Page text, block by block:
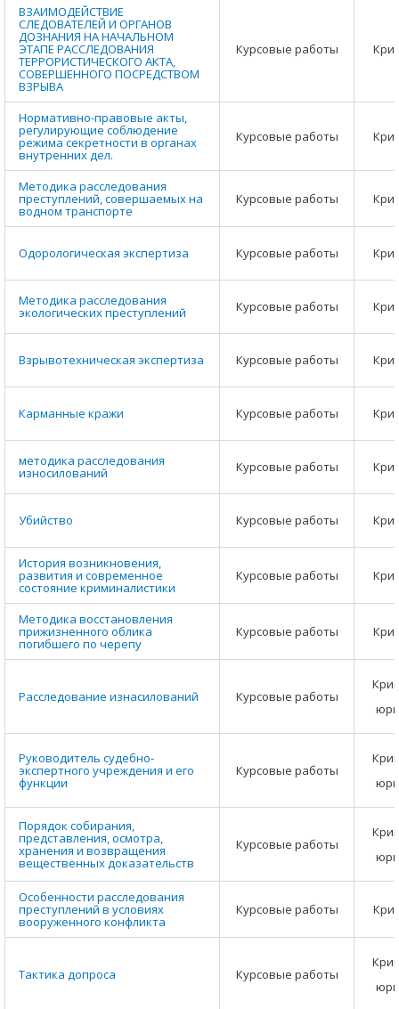
ВЗАИМОДЕЙСТВИЕ
СЛЕДОВАТЕЛЕЙ И ОРГАНОВ
ДОЗНАНИЯ НА НАЧАЛЬНОМ
ЭТАПЕ РАССЛЕДОВАНИЯ
ТЕРРОРИСТИЧЕСКОГО АКТА,
СОВЕРШЕННОГО ПОСРЕДСТВОМ
ВЗРЫВА
Курсовые работы
Нормативно-правовые акты,
регулирующие соблюдение
режима секретности в органах
внутренних дел.
Курсовые работы
Методика расследования
преступлений, совершаемых на
водном транспорте
Курсовые работы
Одорологическая экспертиза Курсовые работы
Методика расследования
экологических преступлений Курсовые работы
Взрывотехническая экспертиза Курсовые работы
Карманные кражи Курсовые работы
методика расследования
износилований Курсовые работы
Убийство Курсовые работы
История возникновения,
развития и современное
состояние криминалистики
Курсовые работы
Методика восстановления
прижизненного облика
погибшего по черепу
Курсовые работы
Расследование изнасилований Курсовые работы
Руководитель судебно-
экспертного учреждения и его
функции
Курсовые работы
Порядок собирания,
представления, осмотра,
хранения и возвращения
вещественных доказательств
Курсовые работы
Особенности расследования
преступлений в условиях
вооруженного конфликта
Курсовые работы
Тактика допроса Курсовые работы